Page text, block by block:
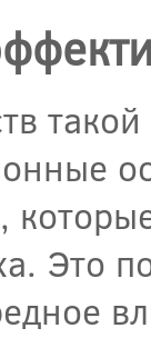
такой
Это